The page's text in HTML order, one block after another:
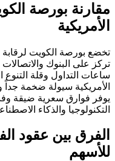
مقارنة بورصة
الأمريكية
تخضع بورصة الكويت لرقابة
تركز على البنوك
ساعات التداول وقلة التنوع
الأمريكية سيولة ضخمة
يوفر فوارق سعرية ضيقة
التكنولوجيا والذكاء
الفرق بين عقود
للأسهم